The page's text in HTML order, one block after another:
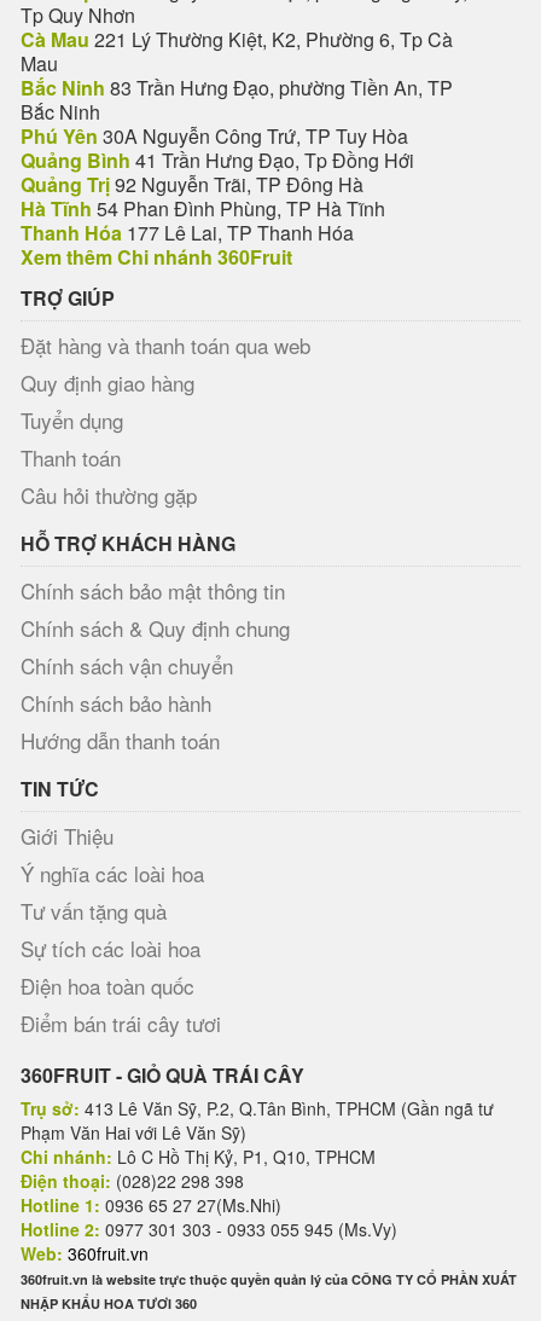
Tp Quy Nhơn
Cà Mau 221 Lý Thường Kiệt, K2, Phường 6, Tp Cà
Mau
Bắc Ninh 83 Trần Hưng Đạo, phường Tiền An, TP
Bắc Ninh
Phú Yên 30A Nguyễn Công Trứ, TP Tuy Hòa
Quảng Bình 41 Trần Hưng Đạo, Tp Đồng Hới
Quảng Trị92 Nguyễn Trãi, TP Đông Hà
Hà Tĩnh 54 Phan Đình Phùng, TP Hà Tĩnh
Thanh Hóa 177 Lê Lai, TP Thanh Hóa
Xem thêm Chi nhánh 360Fruit
TRỢ GIÚP
Đặt hàng và thanh toán qua web
Quy định giao hàng
Tuyển dụng
Thanh toán
Câu hỏi thường gặp
HỖ TRỢ KHÁCH HÀNG
Chính sách bảo mật thông tin
Chính sách & Quy định chung
Chính sách vận chuyển
Chính sách bảo hành
Hướng dẫn thanh toán
TIN TỨC
Giới Thiệu
Ý nghĩa các loài hoa
Tư vấn tặng quà
Sự tích các loài hoa
Điện hoa toàn quốc
Điểm bán trái cây tươi
360FRUIT - GIỎ QUÀ TRÁI CÂY
Trụ sở: 413 Lê Văn Sỹ, P.2, Q.Tân Bình, TPHCM (Gần ngã tư
Phạm Văn Hai với Lê Văn Sỹ)
Chi nhánh: Lô C Hồ Thị Kỷ, P1, Q10, TPHCM
Điện thoại: (028)22 298 398
Hotline 1: 0936 65 27 27(Ms.Nhi)
Hotline 2: 0977 301 303 - 0933 055 945 (Ms.Vy)
Web: 360fruit.vn
360fruit.vn là website trực thuộc quyền quản lý của CÔNG TY CỔ PHẦN XUẤT
NHẬP KHẨU HOA TƯƠI 360